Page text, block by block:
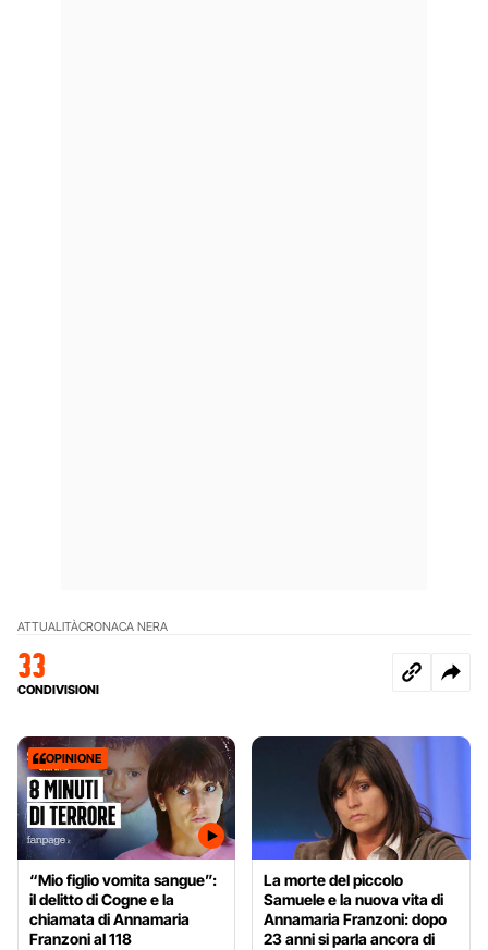
ATTUALITÀCRONACA NERA
33
CONDIVISIONI
OPINIONE
“Mio figlio vomita sangue”:
il delitto di Cogne e la
chiamata di Annamaria
Franzoni al 118
La morte del piccolo
Samuele e la nuova vita di
Annamaria Franzoni: dopo
23 anni si parla ancora di